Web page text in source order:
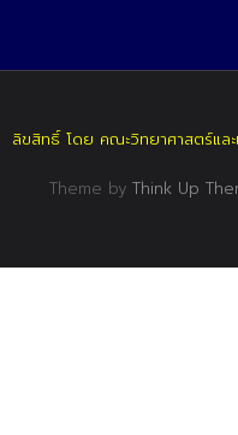
ลิขสิทธิ์ โดย คณะวิทยาศาสตร์แล
Theme by Think Up